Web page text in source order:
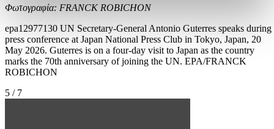
Φωτογραφία: FRANCK ROBICHON
epa12977130 UN Secretary-General Antonio Guterres speaks during
press conference at Japan National Press Club in Tokyo, Japan, 20
May 2026. Guterres is on a four-day visit to Japan as the country
marks the 70th anniversary of joining the UN. EPA/FRANCK
ROBICHON
5 / 7